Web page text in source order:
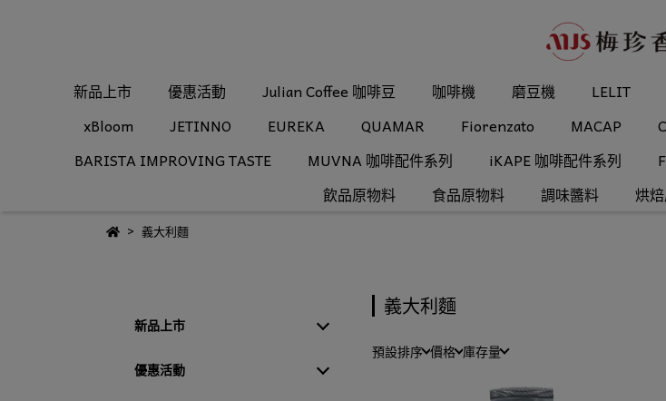
新品上市 優惠活動 Julian Coffee 咖啡豆 咖啡機 磨豆機 LELIT
xBloom
JETINNO EUREKA QUAMAR Fiorenzato MACAP
BARISTA IMPROVING TASTE
MUVNA 咖啡配件系列 iKAPE 咖啡配件系列
飲品原物料
食品原物料 調味醬料 烘
義大利麵
新品上市
優惠活動
義大利麵
預設排序 價格 庫存量